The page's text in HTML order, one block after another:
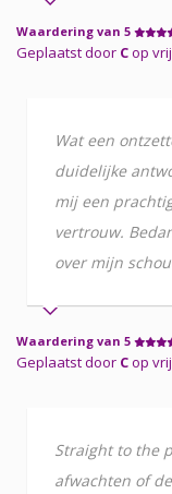
Waardering van 5
Geplaatst door Cop
Wat een
duidelijke
mij een
vertrouw.
over mijn
Waardering van 5
Geplaatst door Cop
Straight to the
afwachten of